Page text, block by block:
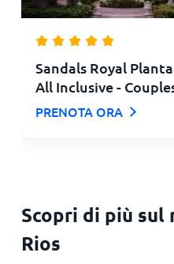
Sandals Royal
All Inclusive -
PRENOTA ORA
Scopri di più sul
Rios